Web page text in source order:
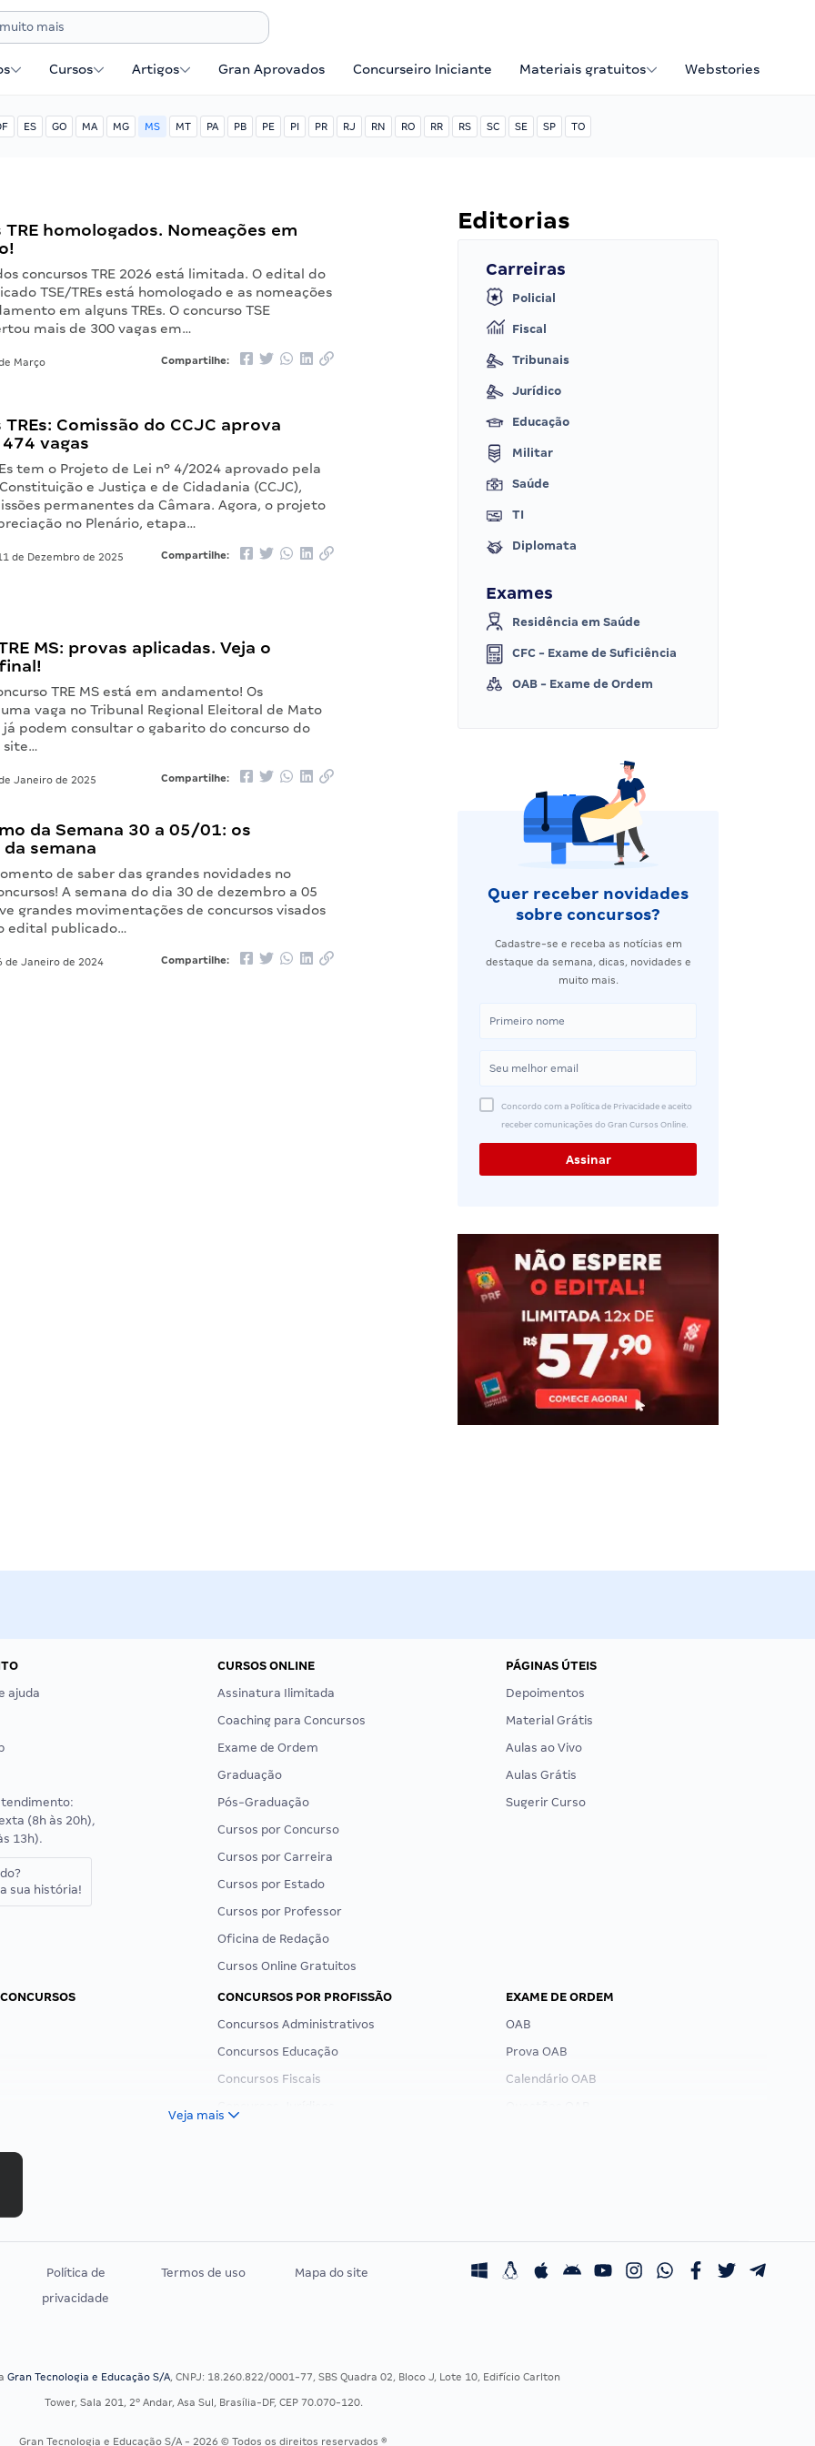
Cursos Artigos Gran Aprovados Concurseiro Iniciante Materiais gratuitos Webstories
ES GO MA MG MS MT PA PB PE PI PR RJ RN RO RR RS SC SE SP TO
homologados. Nomeações em
concursos TRE 2026 está limitada. O edital do
TSE/TREs está homologado e as nomeações
em alguns TREs. O concurso TSE
mais de 300 vagas em…
Março Compartilhe:
Comissão do CCJC aprova
vagas
tem o Projeto de Lei nº 4/2024 aprovado pela
e Justiça e de Cidadania (CCJC),
permanentes da Câmara. Agora, o projeto
no Plenário, etapa…
de Dezembro de 2025 Compartilhe:
MS: provas aplicadas. Veja o
TRE MS está em andamento! Os
vaga no Tribunal Regional Eleitoral de Mato
já podem consultar o gabarito do concurso do
site…
Janeiro de 2025 Compartilhe:
da Semana 30 a 05/01: os
semana
de saber das grandes novidades no
A semana do dia 30 de dezembro a 05
grandes movimentações de concursos visados
edital publicado…
de Janeiro de 2024 Compartilhe:
Editorias
Carreiras
Policial
Fiscal
Tribunais
Jurídico
Educação
Militar
Saúde
TI
Diplomata
Exames
Residência em Saúde
CFC - Exame de Suficiência
OAB - Exame de Ordem
Quer receber novidades
sobre concursos?
Cadastre-se e receba as notícias em
destaque da semana, dicas, novidades e
muito mais.
Concordo com a Política de Privacidade e aceito
receber comunicações do Gran Cursos Online.
ajuda
(8h às 20h),
13h).
sua história!
CURSOS ONLINE
Assinatura Ilimitada
Coaching para Concursos
Exame de Ordem
Graduação
Pós-Graduação
Cursos por Concurso
Cursos por Carreira
Cursos por Estado
Cursos por Professor
Oficina de Redação
Cursos Online Gratuitos
PÁGINAS ÚTEIS
Depoimentos
Material Grátis
Aulas ao Vivo
Aulas Grátis
Sugerir Curso
CONCURSOS POR PROFISSÃO
Concursos Administrativos
Concursos Educação
Concursos Fiscais
Residência Multiprofissional
EXAME DE ORDEM
OAB
Prova OAB
Calendário OAB
Veja mais
Política de
privacidade
Termos de uso Mapa do site
Gran Tecnologia e Educação S/A, CNPJ: 18.260.822/0001-77, SBS Quadra 02, Bloco J, Lote 10, Edifício Carlton
Tower, Sala 201, 2º Andar, Asa Sul, Brasília-DF, CEP 70.070-120.
Gran Tecnologia e Educação S/A - 2026 © Todos os direitos reservados ®